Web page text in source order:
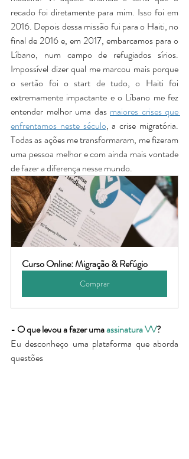
recado foi diretamente para mim. Isso foi em
2016. Depois dessa missão fui para o Haiti, no
final de 2016 e, em 2017, embarcamos para o
Líbano, num campo de refugiados sírios.
Impossível dizer qual me marcou mais porque
o sertão foi o start de tudo, o Haiti foi
extremamente impactante e o Líbano me fez
entender melhor uma das maiores crises que
enfrentamos neste século, a crise migratória.
Todas as ações me transformaram, me fizeram
uma pessoa melhor e com ainda mais vontade
de fazer a diferença nesse mundo.
Curso Online: Migração & Refúgio
Comprar
- O que levou a fazer umaassinatura VV?
Eu desconheço uma plataforma que aborda
questões